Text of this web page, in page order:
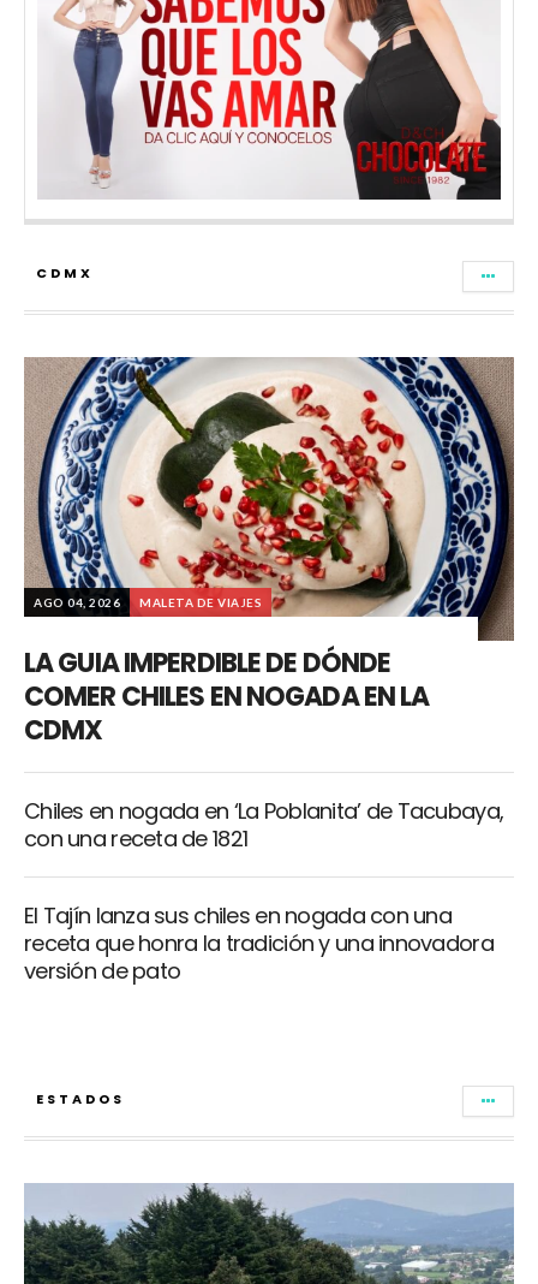
CDMX
AGO 04, 2026 MALETA DE VIAJES
LA GUIA IMPERDIBLE DE DÓNDE
COMER CHILES EN NOGADA EN LA
CDMX
Chiles en nogada en ‘La Poblanita’ de Tacubaya,
con una receta de 1821
El Tajín lanza sus chiles en nogada con una
receta que honra la tradición y una innovadora
versión de pato
ESTADOS